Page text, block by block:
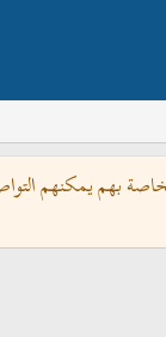
بهم يمكنهم